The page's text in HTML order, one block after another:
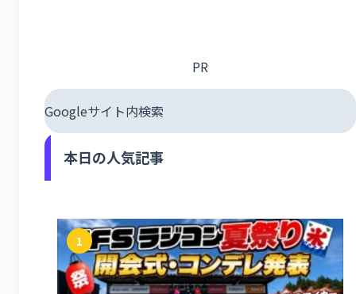
PR
Googleサイト内検索
本日の人気記事
1